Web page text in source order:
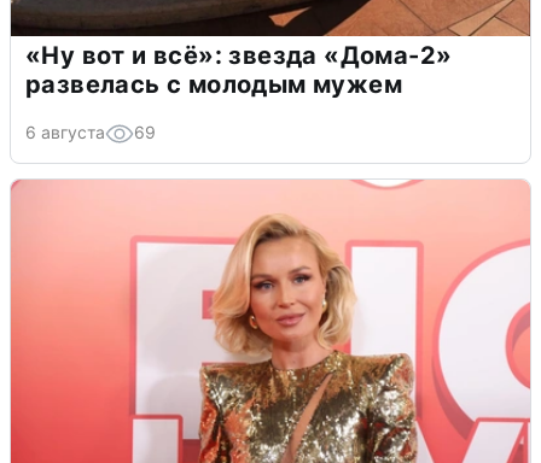
«Ну вот и всё»: звезда «Дома-2»
развелась с молодым мужем
6 августа 69